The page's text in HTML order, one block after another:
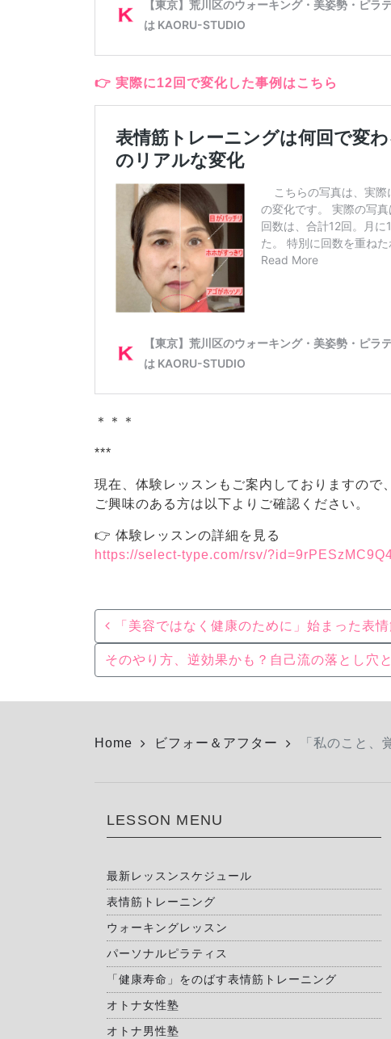
👉 実際に12回で変化した事例はこちら
＊＊＊
***
現在、体験レッスンもご案内しておりますので、
ご興味のある方は以下よりご確認ください。
👉 体験レッスンの詳細を見る
https://select-type.com/rsv/
Post navigation
「美容ではなく健康のために」始まった表
そのやり方、逆効果かも？自己流の落とし穴
Home ビフォー＆アフター 「私のこと、
LESSON MENU
最新レッスンスケジュール
表情筋トレーニング
ウォーキングレッスン
パーソナルピラティス
「健康寿命」をのばす表情筋トレーニング
オトナ女性塾
オトナ男性塾